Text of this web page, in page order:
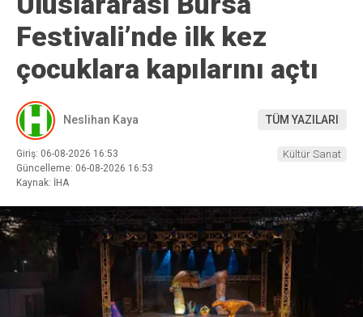
Festivali’nde ilk kez
çocuklara kapılarını açtı
Neslihan Kaya TÜM YAZILARI
Giriş: 06-08-2026 16:53
Güncelleme: 06-08-2026 16:53
Kaynak: İHA
Kültür Sanat